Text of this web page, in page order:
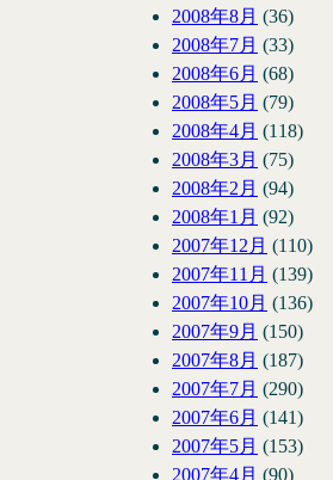
2008年8月 (36)
2008年7月 (33)
2008年6月 (68)
2008年5月 (79)
2008年4月 (118)
2008年3月 (75)
2008年2月 (94)
2008年1月 (92)
2007年12月 (110)
2007年11月 (139)
2007年10月 (136)
2007年9月 (150)
2007年8月 (187)
2007年7月 (290)
2007年6月 (141)
2007年5月 (153)
2007年4月 (90)